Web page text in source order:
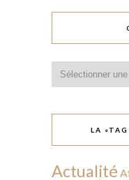
LA
Actualité